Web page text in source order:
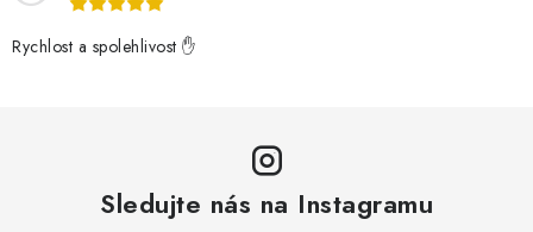
Rychlost a spolehlivost ✋
Sledujte nás na Instagramu